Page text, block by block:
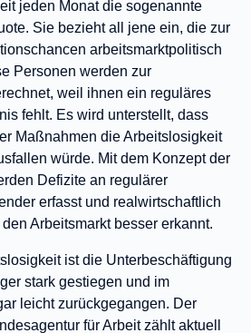
jeden Monat die sogenannte
Sie bezieht all jene ein, die zur
arbeitsmarktpolitisch
Personen werden zur
weil ihnen ein reguläres
fehlt. Es wird unterstellt, dass
Maßnahmen die Arbeitslosigkeit
würde. Mit dem Konzept der
Defizite an regulärer
erfasst und realwirtschaftlich
Arbeitsmarkt besser erkannt.
ist die Unterbeschäftigung
stark gestiegen und im
leicht zurückgegangen. Der
für Arbeit zählt aktuell